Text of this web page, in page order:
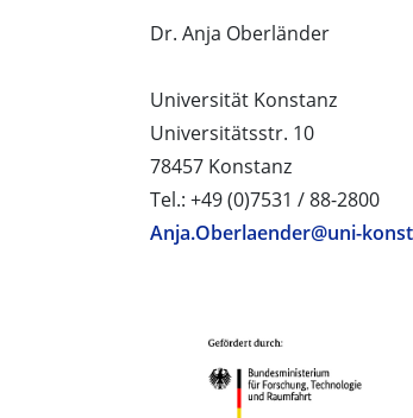
Dr. Anja Oberländer
Universität Konstanz
Universitätsstr. 10
78457 Konstanz
Tel.: +49 (0)7531 / 88-2800
Anja.Oberlaender@uni-